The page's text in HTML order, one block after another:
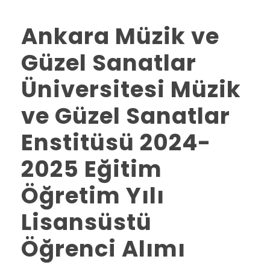
Ankara Müzik ve
Güzel Sanatlar
Üniversitesi Müzik
ve Güzel Sanatlar
Enstitüsü 2024-
2025 Eğitim
Öğretim Yılı
Lisansüstü
Öğrenci Alımı